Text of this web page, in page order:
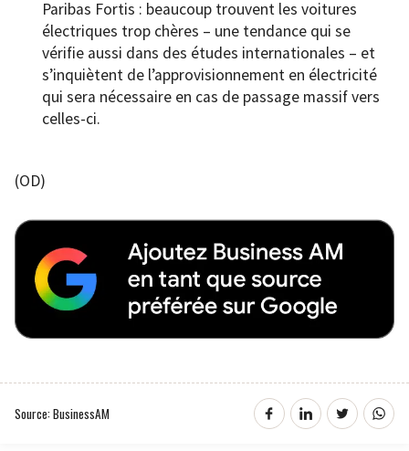
Paribas Fortis : beaucoup trouvent les voitures
électriques trop chères – une tendance qui se
vérifie aussi dans des études internationales – et
s’inquiètent de l’approvisionnement en électricité
qui sera nécessaire en cas de passage massif vers
celles-ci.
(OD)
Source: BusinessAM